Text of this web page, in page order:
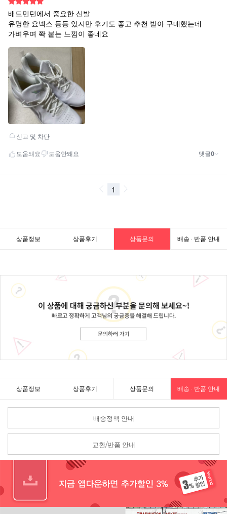
상품정보 상품후기 상품문의 배송 · 반품 안내
상품정보 상품후기 상품문의 배송 · 반품 안내
배송정책 안내
교환/반품 안내